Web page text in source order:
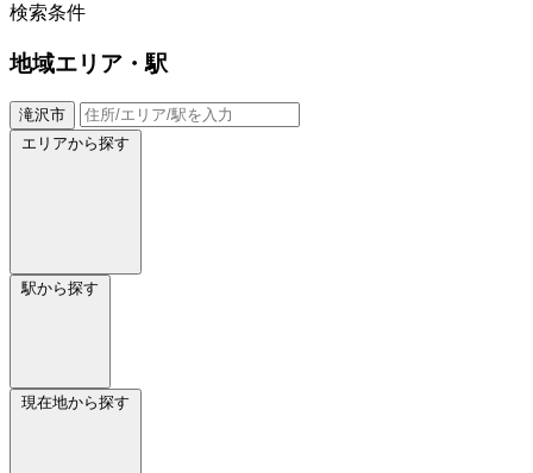
検索条件
地域エリア・駅
滝沢市
エリアから探す
駅から探す
現在地から探す